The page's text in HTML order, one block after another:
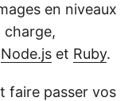
en niveaux
charge,
Node.js et Ruby.
faire passer vos